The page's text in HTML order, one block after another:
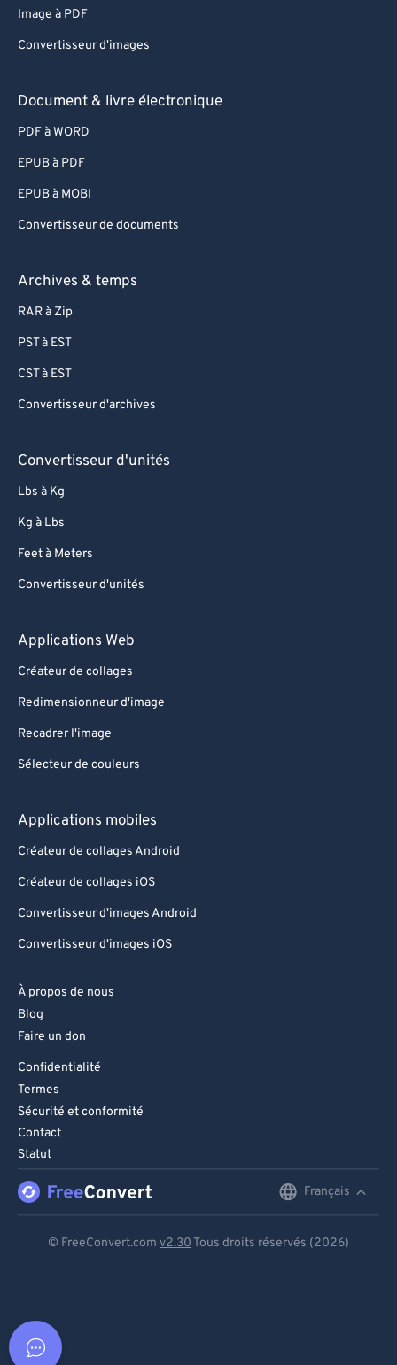
Image à PDF
Convertisseur d'images
Document & livre électronique
PDF à WORD
EPUB à PDF
EPUB à MOBI
Convertisseur de documents
Archives & temps
RAR à Zip
PST à EST
CST à EST
Convertisseur d'archives
Convertisseur d'unités
Lbs à Kg
Kg à Lbs
Feet à Meters
Convertisseur d'unités
Applications Web
Créateur de collages
Redimensionneur d'image
Recadrer l'image
Sélecteur de couleurs
Applications mobiles
Créateur de collages Android
Créateur de collages iOS
Convertisseur d'images Android
Convertisseur d'images iOS
À propos de nous
Blog
Faire un don
Confidentialité
Termes
Sécurité et conformité
Contact
Statut
Français
© FreeConvert.com v2.30 Tous droits réservés (2026)